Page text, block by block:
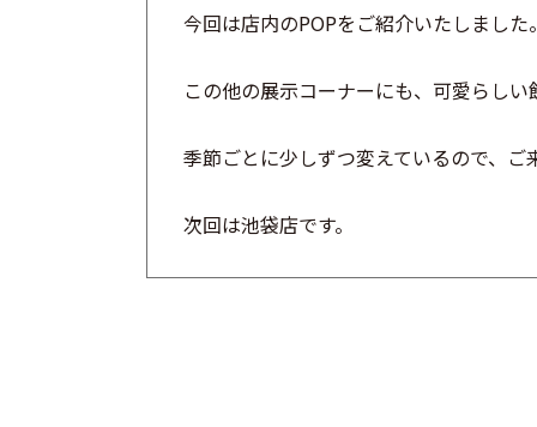
今回は店内のPOPをご紹介いたしました
この他の展示コーナーにも、 可愛らしい
季節ごとに少しずつ変えているので、 ご
次回は池袋店です。